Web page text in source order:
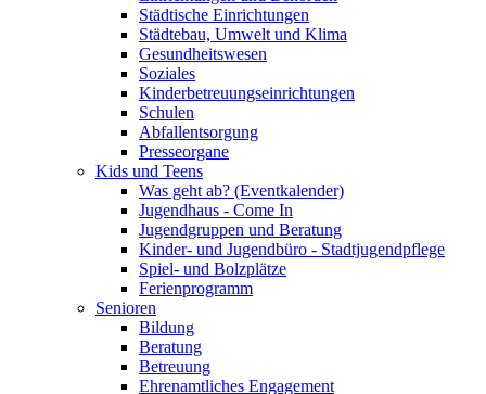
Städtische Einrichtungen
Städtebau, Umwelt und Klima
Gesundheitswesen
Soziales
Kinderbetreuungseinrichtungen
Schulen
Abfallentsorgung
Presseorgane
Kids und Teens
Was geht ab? (Eventkalender)
Jugendhaus - Come In
Jugendgruppen und Beratung
Kinder- und Jugendbüro - Stadtjugendpflege
Spiel- und Bolzplätze
Ferienprogramm
Senioren
Bildung
Beratung
Betreuung
Ehrenamtliches Engagement